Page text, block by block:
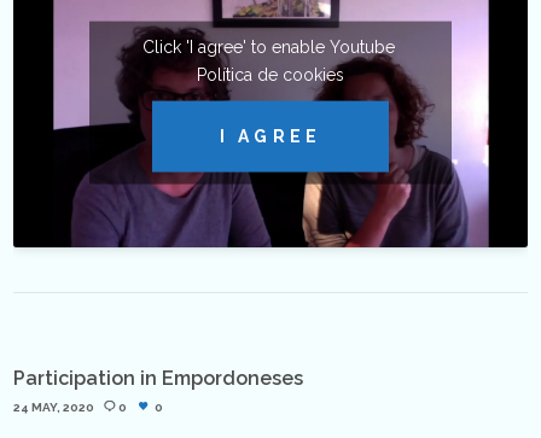
Click 'I agree' to enable Youtube
Política de cookies
I AGREE
Participation in Empordoneses
24 MAY, 2020 0 0